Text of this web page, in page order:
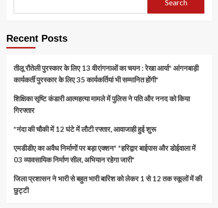
Search
Recent Posts
तीलू रौतेली पुरस्कार के लिए 13 वीरांगनाओं का चयन : रेखा आर्या* आंगनबाड़ी
कार्यकर्ती पुरस्कार के लिए 35 कार्यकर्तियां भी सम्मानित होंगी*
शिक्षिका सृष्टि कंडारी आत्महत्या मामले में पुलिस ने पति और ननद को किया
गिरफ्तार
*नंदा की चौकी में 12 घंटे में लौटी रफ्तार, आवाजाही हुई शुरू
एमडीडीए का अवैध निर्माणों पर बड़ा एक्शन* *हरिद्वार बाईपास और डोईवाला में
03 व्यावसायिक निर्माण सील, अभियान रहेगा जारी*
जिला प्रशासन ने भारी से बहुत भारी बारिश को लेकर 1 से 12 तक स्कूलों में की
छुट्टी